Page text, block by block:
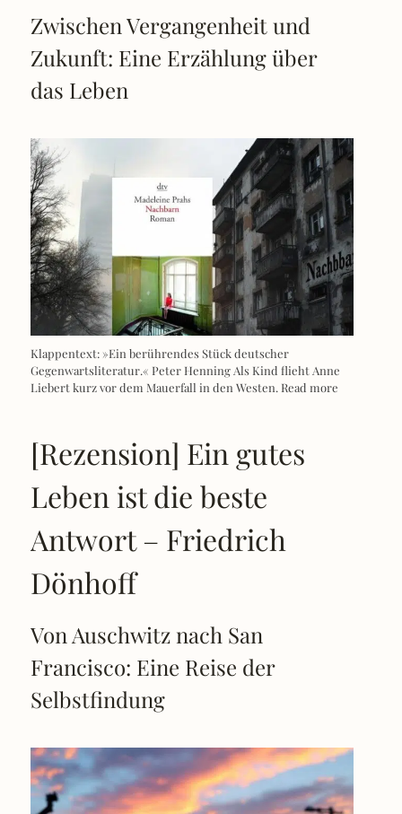
Zwischen Vergangenheit und
Zukunft: Eine Erzählung über
das Leben
Klappentext: »Ein berührendes Stück deutscher
Gegenwartsliteratur.« Peter Henning Als Kind flieht Anne
Liebert kurz vor dem Mauerfall in den Westen. Read more
[Rezension] Ein gutes
Leben ist die beste
Antwort – Friedrich
Dönhoff
Von Auschwitz nach San
Francisco: Eine Reise der
Selbstfindung